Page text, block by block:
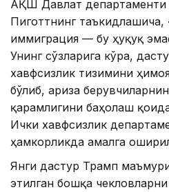
АҚШ Давлат
Пиготтнинг
иммиграция — бу ҳуқуқ
Унинг сўзларига кўра,
хавфсизлик тизимини
бўлиб, ариза
қарамлигини баҳолаш
Ички хавфсизлик
ҳамкорликда амалга
Янги дастур Трамп
этилган бошқа